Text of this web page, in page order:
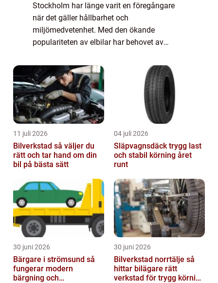
Stockholm har länge varit en föregångare
när det gäller hållbarhet och
miljömedvetenhet. Med den ökande
populariteten av elbilar har behovet av
denna artikel fokuserar vi på laddboxar för
elbilar i Stockholm oc...
11 juli 2026
Bilverkstad så väljer du
rätt och tar hand om din
bil på bästa sätt
04 juli 2026
Släpvagnsdäck trygg last
och stabil körning året
runt
30 juni 2026
Bärgare i strömsund så
fungerar modern
bärgning och
30 juni 2026
Bilverkstad norrtälje så
hittar bilägare rätt
verkstad för trygg körning